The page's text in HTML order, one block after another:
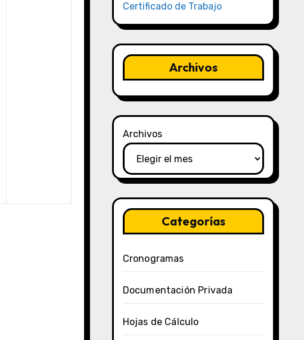
Certificado de Trabajo
Archivos
Archivos
Categorías
Cronogramas
Documentación Privada
Hojas de Cálculo